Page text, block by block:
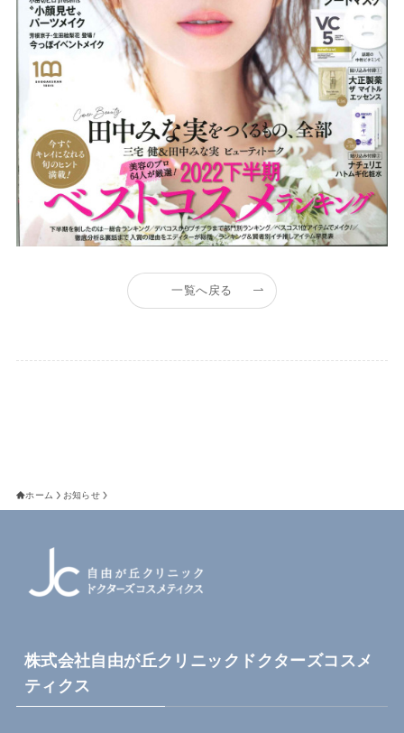
一覧へ戻る
ホーム お知らせ
株式会社自由が丘クリニックドクターズコスメ
ティクス